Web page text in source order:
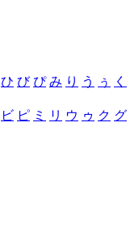
ひ び ぴ み り う ぅ く
ビ ピ ミ リ ウ ゥ ク グ